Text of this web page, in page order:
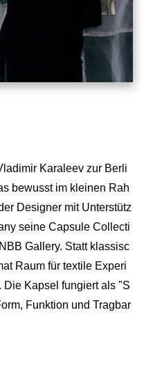
Karaleev zur Berli
bewusst im kleinen Rah
Designer mit Unterstütz
seine Capsule Collecti
Gallery. Statt klassisc
Raum für textile Experi
Die Kapsel fungiert als "S
Funktion und Tragbar